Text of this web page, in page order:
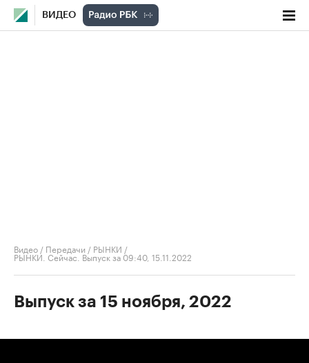
ВИДЕО
Видео / Передачи / РЫНКИ /
РЫНКИ. Сейчас. Выпуск за 09:40, 15.11.2022
Выпуск за 15 ноября, 2022